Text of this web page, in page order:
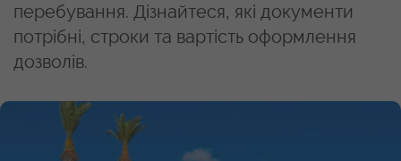
перебування. Дізнайтеся, які документи
потрібні, строки та вартість оформлення
дозволів.